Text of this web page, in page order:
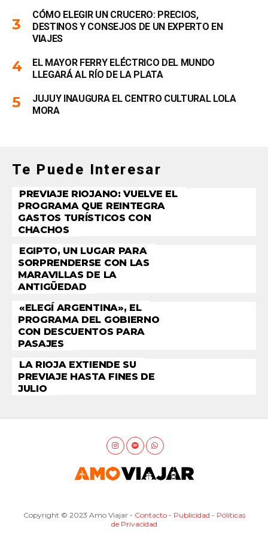
CÓMO ELEGIR UN CRUCERO: PRECIOS,
DESTINOS Y CONSEJOS DE UN EXPERTO EN
VIAJES
EL MAYOR FERRY ELÉCTRICO DEL MUNDO
LLEGARÁ AL RÍO DE LA PLATA
JUJUY INAUGURA EL CENTRO CULTURAL LOLA
MORA
Te Puede Interesar
PREVIAJE RIOJANO: VUELVE EL
PROGRAMA QUE REINTEGRA
GASTOS TURÍSTICOS CON
CHACHOS
EGIPTO, UN LUGAR PARA
SORPRENDERSE CON LAS
MARAVILLAS DE LA
ANTIGÜEDAD
«ELEGÍ ARGENTINA», EL
PROGRAMA DEL GOBIERNO
CON DESCUENTOS PARA
PASAJES
LA RIOJA EXTIENDE SU
PREVIAJE HASTA FINES DE
JULIO
Copyright © 2023 Amo Viajar - Contacto- Publicidad - Póliticas
de Privacidad